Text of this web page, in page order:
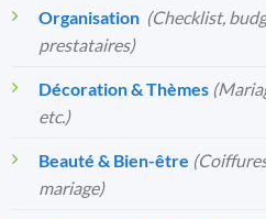
Organisation️ (Checklist,
prestataires)
Décoration & Thèmes
etc.)
Beauté & Bien-être
mariage)